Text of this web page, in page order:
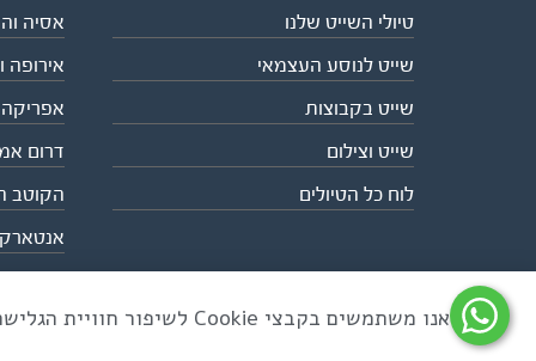
טיולי השייט שלנו
שייט לנוסע העצמאי
שייט בקבוצות
שייט וצילום
לוח כל הטיולים
אסיה
אירופה
אפריקה
דרום
הקוטב
כל הזכויות שמורות לאקו טיולי שטח | טלפון 03-6879090 | פקס 03-6879099 |
אנו משתמשים בקבצי Cookie לשיפור חוויית הגלישה ולניתוח שימוש באתר